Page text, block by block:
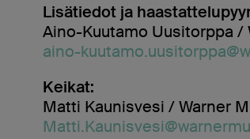
Lisätiedot ja
Aino-Kuutamo Uusitorppa /
aino-
Keikat:
Matti Kaunisvesi / Warner